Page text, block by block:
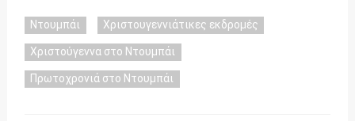
Ντουμπάι Χριστουγεννιάτικες εκδρομές
Χριστούγεννα στο Ντουμπάι
Πρωτοχρονιά στο Ντουμπάι